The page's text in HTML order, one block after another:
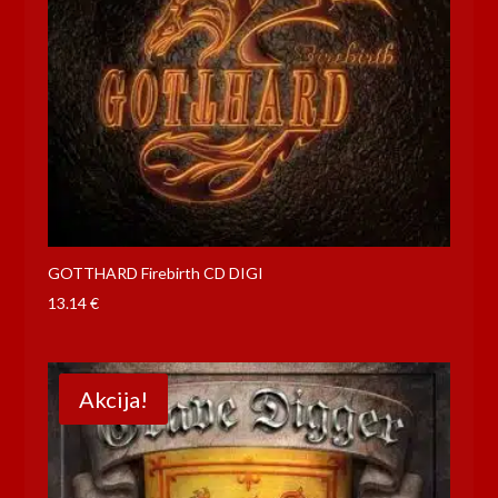
GOTTHARD Firebirth CD DIGI
13.14€
Akcija!